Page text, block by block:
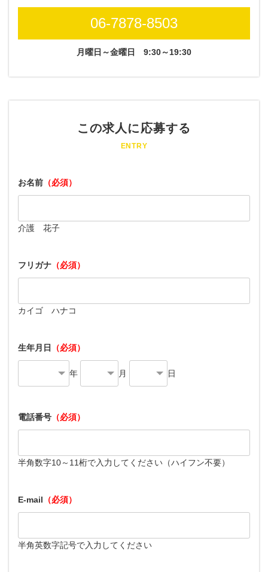
06-7878-8503
月曜日～金曜日 9:30～19:30
この求人に応募する
ENTRY
お名前 （必須）
介護 花子
フリガナ （必須）
カイゴ ハナコ
生年月日 （必須）
年 月 日
電話番号 （必須）
半角数字10～11桁で入力してください（ハイフン不要）
E-mail （必須）
半角英数字記号で入力してください